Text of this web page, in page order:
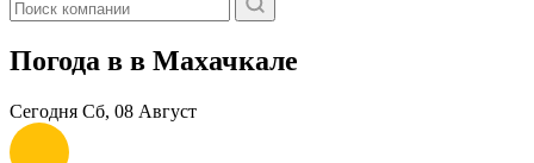
Погода в в Махачкале
Сегодня Сб, 08 Август